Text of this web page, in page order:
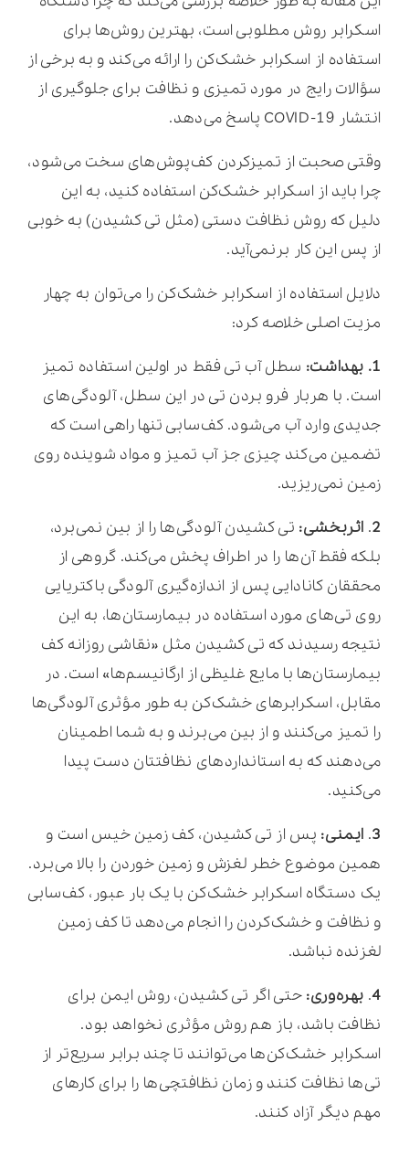
اسکرابر روش مطلوبی است، بهترین روش‌ها برای
استفاده از اسکرابر خشک‌کن را ارائه می‌کند و به برخی از
سؤالات رایج در مورد تمیزی و نظافت برای جلوگیری از
انتشار COVID-19 پاسخ می‌دهد.
وقتی صحبت از تمیزکردن کف‌پوش‌های سخت می‌شود،
چرا باید از اسکرابر خشک‌کن استفاده کنید، به این
دلیل که روش نظافت دستی (مثل تی کشیدن) به خوبی
از پس این کار برنمی‌آید.
دلایل استفاده از اسکرابر خشک‌کن را می‌توان به چهار
مزیت اصلی خلاصه کرد:
1. بهداشت: سطل آب تی فقط در اولین استفاده تمیز
است. با هربار فرو بردن تی در این سطل، آلودگی‌های
جدیدی وارد آب می‌شود. کف‌سابی تنها راهی است که
تضمین می‌کند چیزی جز آب تمیز و مواد شوینده روی
زمین نمی‌ریزید.
2
. اثربخشی: تی کشیدن آلودگی‌ها را از بین نمی‌برد،
بلکه فقط آن‌ها را در اطراف پخش می‌کند. گروهی از
محققان کانادایی پس از اندازه‌گیری آلودگی باکتریایی
روی تی‌های مورد استفاده در بیمارستان‌ها، به این
نتیجه رسیدند که تی کشیدن مثل «نقاشی روزانه کف
بیمارستان‌ها با مایع غلیظی از ارگانیسم‌ها» است. در
مقابل، اسکرابرهای خشک‌کن به طور مؤثری آلودگی‌ها
را تمیز می‌کنند و از بین می‌برند و به شما اطمینان
می‌دهند که به استانداردهای نظافتتان دست پیدا
می‌کنید.
3
. ایمنی: پس از تی کشیدن، کف زمین خیس است و
همین موضوع خطر لغزش و زمین خوردن را بالا می‌برد.
یک دستگاه اسکرابر خشک‌کن با یک بار عبور، کف‌سابی
و نظافت و خشک‌کردن را انجام می‌دهد تا کف زمین
لغزنده نباشد.
4
. بهره‌وری: حتی اگر تی کشیدن، روش ایمن برای
نظافت باشد، باز هم روش مؤثری نخواهد بود.
اسکرابر خشک‌کن‌ها می‌توانند تا چند برابر سریع‌تر از
تی‌ها نظافت کنند و زمان نظافتچی‌ها را برای کارهای
مهم دیگر آزاد ‌کنند.